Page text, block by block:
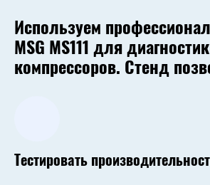
Используем
MSG MS111 для
компрессоров. Стенд
Тестировать